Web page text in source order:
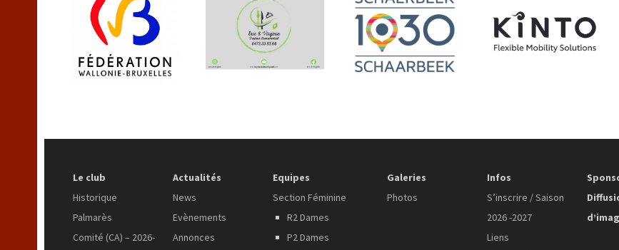
Le club
Historique
Palmarès
Comité (CA) – 2026-
Actualités
News
Evènements
Annonces
Equipes
Section Féminine
R2 Dames
P2 Dames
Galeries
Photos
Infos
S’inscrire / Saison
2026 -2027
Liens